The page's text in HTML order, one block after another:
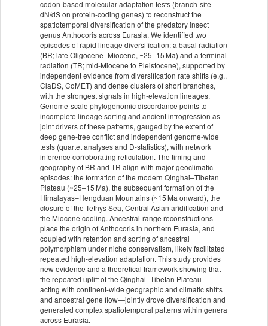
codon‐based molecular adaptation tests (branch‐site
dN/dS on protein‐coding genes) to reconstruct the
spatiotemporal diversification of the predatory insect
genus Anthocoris across Eurasia. We identified two
episodes of rapid lineage diversification: a basal radiation
(BR; late Oligocene–Miocene, ~25–15 Ma) and a terminal
radiation (TR; mid‐Miocene to Pleistocene), supported by
independent evidence from diversification rate shifts (e.g.,
ClaDS, CoMET) and dense clusters of short branches,
with the strongest signals in high‐elevation lineages.
Genome‐scale phylogenomic discordance points to
incomplete lineage sorting and ancient introgression as
joint drivers of these patterns, gauged by the extent of
deep gene‐tree conflict and independent genome‐wide
tests (quartet analyses and D‐statistics), with network
inference corroborating reticulation. The timing and
geography of BR and TR align with major geoclimatic
episodes: the formation of the modern Qinghai–Tibetan
Plateau (~25–15 Ma), the subsequent formation of the
Himalayas–Hengduan Mountains (~15 Ma onward), the
closure of the Tethys Sea, Central Asian aridification and
the Miocene cooling. Ancestral‐range reconstructions
place the origin of Anthocoris in northern Eurasia, and
coupled with retention and sorting of ancestral
polymorphism under niche conservatism, likely facilitated
repeated high‐elevation adaptation. This study provides
new evidence and a theoretical framework showing that
the repeated uplift of the Qinghai–Tibetan Plateau—
acting with continent‐wide geographic and climatic shifts
and ancestral gene flow—jointly drove diversification and
generated complex spatiotemporal patterns within genera
across Eurasia.